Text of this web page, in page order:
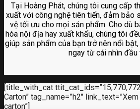
Tại Hoàng Phát, chúng tôi cung cấp
xuất với công nghệ tiên tiến, đảm bảo
vệ tối ưu cho mọi sản phẩm. Cho dù
hóa nội địa hay xuất khẩu, chúng tôi
giúp sản phẩm của bạn trở nên nổi
ngay từ cái nhìn đầu
[title_with_cat
Carton” tag_name=”h2″
carton”]